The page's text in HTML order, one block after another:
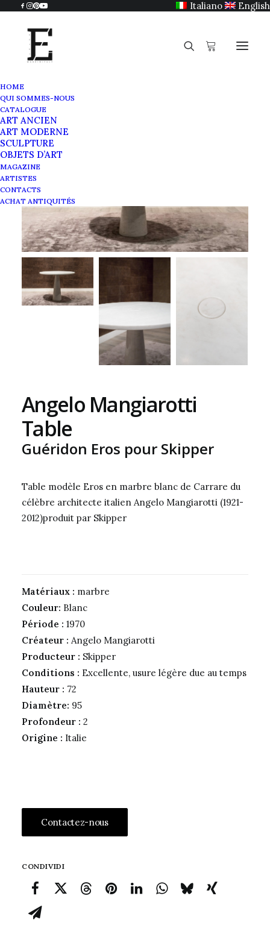
Italiano English
HOME
QUI SOMMES-NOUS
CATALOGUE
ART ANCIEN
ART MODERNE
SCULPTURE
OBJETS D’ART
MAGAZINE
ARTISTES
CONTACTS
ACHAT ANTIQUITÉS
Angelo Mangiarotti
Table
Guéridon Eros pour Skipper
Table modèle Eros en marbre blanc de Carrare du
célèbre architecte italien Angelo Mangiarotti (1921-
2012)produit par Skipper
Matériaux : marbre
Couleur: Blanc
Période : 1970
Créateur : Angelo Mangiarotti
Producteur : Skipper
Conditions : Excellente, usure légère due au temps
Hauteur : 72
Diamètre: 95
Profondeur : 2
Origine : Italie
Contactez-nous
CONDIVIDI